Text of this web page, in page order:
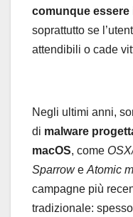
comunque essere
soprattutto se
attendibili o cade
Negli ultimi anni,
di malware
macOS, come
Sparrowe Atomic
campagne più
tradizionale: